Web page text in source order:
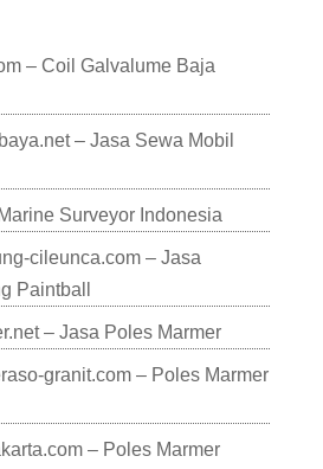
– Coil Galvalume Baja
– Jasa Sewa Mobil
Surveyor Indonesia
cileunca.com – Jasa
Paintball
– Jasa Poles Marmer
granit.com – Poles Marmer
– Poles Marmer